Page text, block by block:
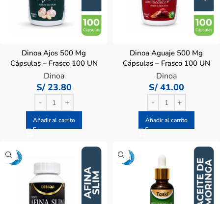
Dinoa Ajos 500 Mg
Cápsulas – Frasco 100 UN
Dinoa
S/23.80
Añadir al carrito
Dinoa Aguaje 500 Mg
Cápsulas – Frasco 100 UN
Dinoa
S/41.00
Añadir al carrito